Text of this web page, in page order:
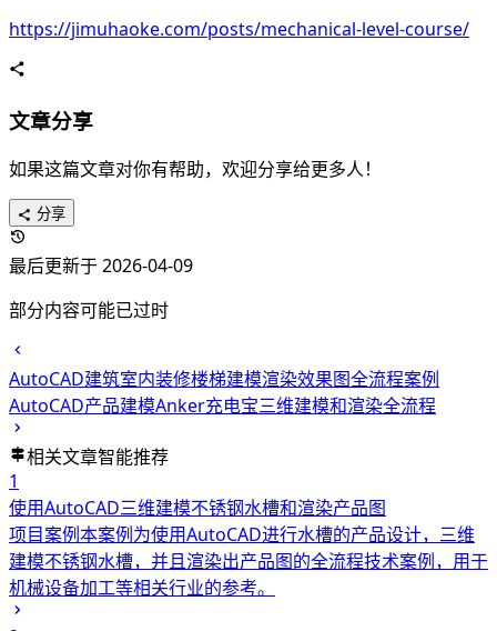
https://jimuhaoke.com/posts/mechanical-level-course/
文章分享
如果这篇文章对你有帮助，欢迎分享给更多人！
分享
最后更新于 2026-04-09
部分内容可能已过时
AutoCAD建筑室内装修楼梯建模渲染效果图全流程案例
AutoCAD产品建模Anker充电宝三维建模和渲染全流程
相关文章智能推荐
1
使用AutoCAD三维建模不锈钢水槽和渲染产品图
项目案例本案例为使用AutoCAD进行水槽的产品设计，三维
建模不锈钢水槽，并且渲染出产品图的全流程技术案例，用于
机械设备加工等相关行业的参考。